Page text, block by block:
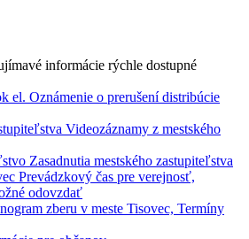
informácie rýchle dostupné
el. Oznámenie o prerušení distribúcie
Videozáznamy z mestského
Zasadnutia mestského zastupiteľstva
Prevádzkový čas pre verejnosť,
odovzdať
zberu v meste Tisovec, Termíny